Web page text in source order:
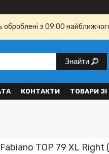
з 09:00
Знайти
КОНТАКТИ ТОВАРИ
TOP 79 XL Right